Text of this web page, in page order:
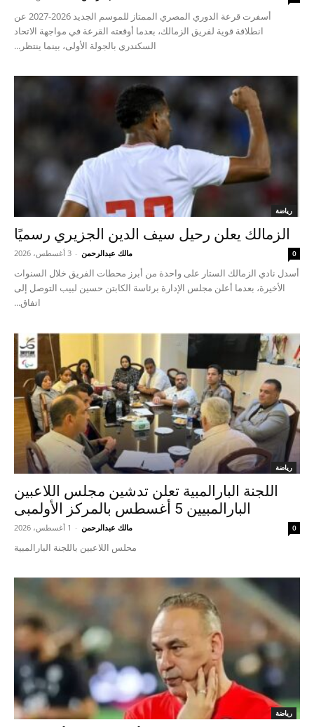
أسفرت قرعة الدوري المصري الممتاز للموسم الجديد 2026-2027 عن
انطلاقة قوية لفريق الزمالك، بعدما أوقعته القرعة في مواجهة الاتحاد
السكندري بالجولة الأولى، بينما ينتظر...
رياضة
الزمالك يعلن رحيل سيف الدين الجزيري رسميًا
مالك عبدالرحمن - 3 أغسطس، 2026 0
أسدل نادي الزمالك الستار على واحدة من أبرز محطات الفريق خلال السنوات
الأخيرة، بعدما أعلن مجلس الإدارة برئاسة الكابتن حسين لبيب التوصل إلى
اتفاق...
رياضة
اللجنة البارالمبية تعلن تدشين مجلس اللاعبين
البارالمبيين 5 أغسطس بالمركز الأولمبى
مالك عبدالرحمن - 1 أغسطس، 2026 0
محلس اللاعبين باللجنة البارالمبية
رياضة